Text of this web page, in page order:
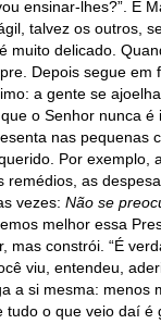
ensinar-lhes?”. E
talvez os outros,
muito delicado.
Depois segue em
a gente se
o Senhor nunca
nas pequenas
Por exemplo,
remédios, as
vezes: Não se
melhor essa
mas constrói. “É
viu, entendeu,
a si mesma: menos
o que veio daí é